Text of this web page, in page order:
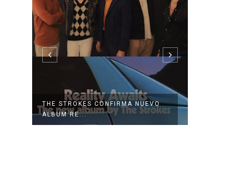
THE STROKES CONFIRMA NUEVO
ÁLBUM RE...